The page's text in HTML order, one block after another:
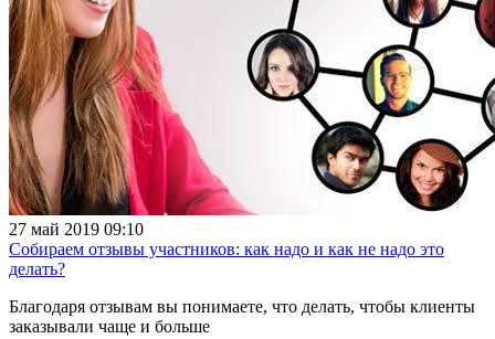
27 май 2019 09:10
Собираем отзывы участников: как надо и как не надо это
делать?
Благодаря отзывам вы понимаете, что делать, чтобы клиенты
заказывали чаще и больше